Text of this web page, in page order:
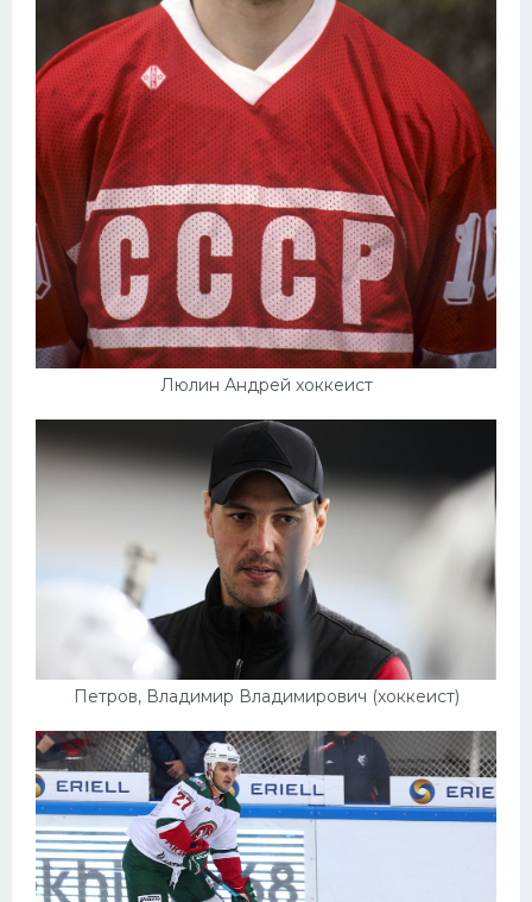
Люлин Андрей хоккеист
Петров, Владимир Владимирович (хоккеист)